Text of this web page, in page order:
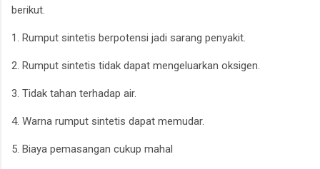
berikut.
1. Rumput sintetis berpotensi jadi sarang penyakit.
2. Rumput sintetis tidak dapat mengeluarkan oksigen.
3. Tidak tahan terhadap air.
4. Warna rumput sintetis dapat memudar.
5. Biaya pemasangan cukup mahal